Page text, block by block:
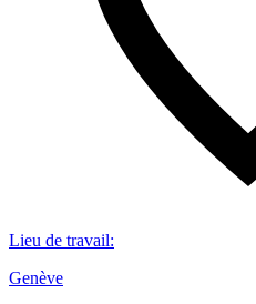
Lieu de travail:
Genève